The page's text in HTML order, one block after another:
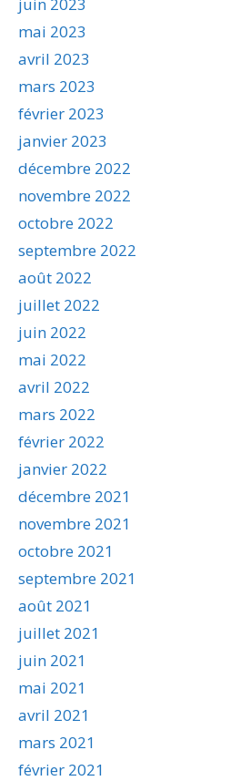
mai 2023
avril 2023
mars 2023
février 2023
janvier 2023
décembre 2022
novembre 2022
octobre 2022
septembre 2022
août 2022
juillet 2022
juin 2022
mai 2022
avril 2022
mars 2022
février 2022
janvier 2022
décembre 2021
novembre 2021
octobre 2021
septembre 2021
août 2021
juillet 2021
juin 2021
mai 2021
avril 2021
mars 2021
février 2021